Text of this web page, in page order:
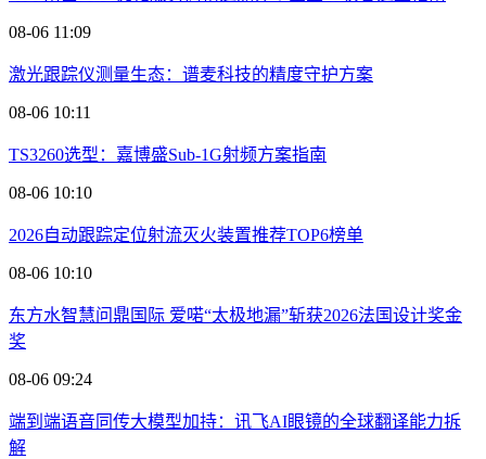
08-06 11:09
激光跟踪仪测量生态：谱麦科技的精度守护方案
08-06 10:11
TS3260选型：嘉博盛Sub-1G射频方案指南
08-06 10:10
2026自动跟踪定位射流灭火装置推荐TOP6榜单
08-06 10:10
东方水智慧问鼎国际 爱喏“太极地漏”斩获2026法国设计奖金
奖
08-06 09:24
端到端语音同传大模型加持：讯飞AI眼镜的全球翻译能力拆
解